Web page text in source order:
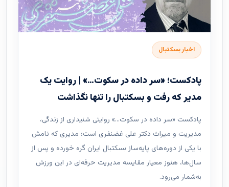
اخبار بسکتبال
پادکست؛ «سر داده در سکوت…» | روایت یک
مدیر که رفت و بسکتبال را تنها نگذاشت
پادکست «سر داده در سکوت…» روایتی شنیداری از زندگی،
مدیریت و میراث دکتر علی غضنفری است؛ مدیری که نامش
با یکی از دوره‌های پایه‌ساز بسکتبال ایران گره خورده و پس از
سال‌ها، هنوز معیار مقایسه مدیریت حرفه‌ای در این ورزش
به‌شمار می‌رود.